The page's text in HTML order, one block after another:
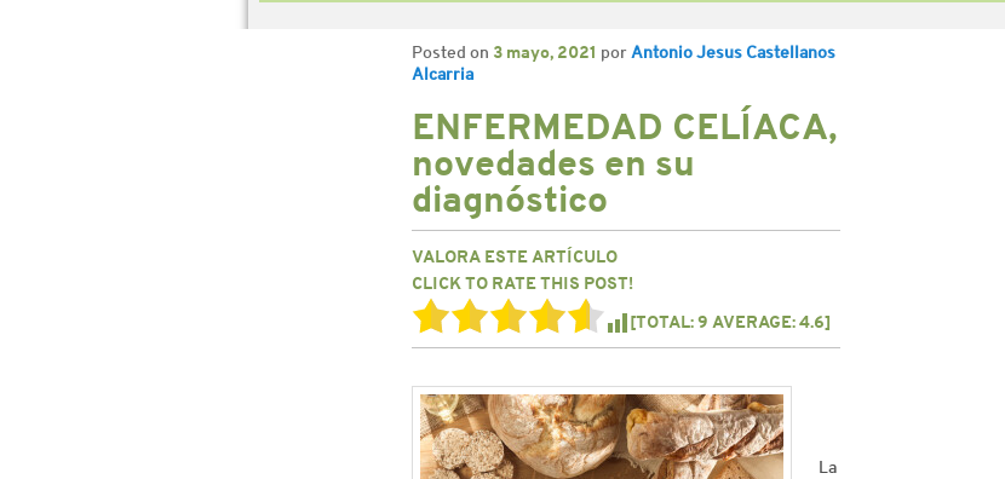
Posted on 3 mayo, 2021 porAntonio Jesus Castellanos
Alcarria
ENFERMEDAD CELÍACA,
novedades en su
diagnóstico
VALORA ESTE ARTÍCULO
CLICK TO RATE THIS POST!
[TOTAL:9 AVERAGE:4.6]
La